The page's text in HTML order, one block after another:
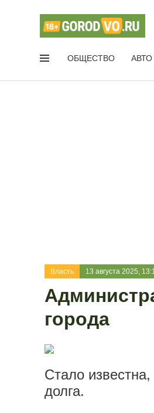
ОБЩЕСТВО АВТО
Власть 13 августа 2025,
города
Стало
долга.